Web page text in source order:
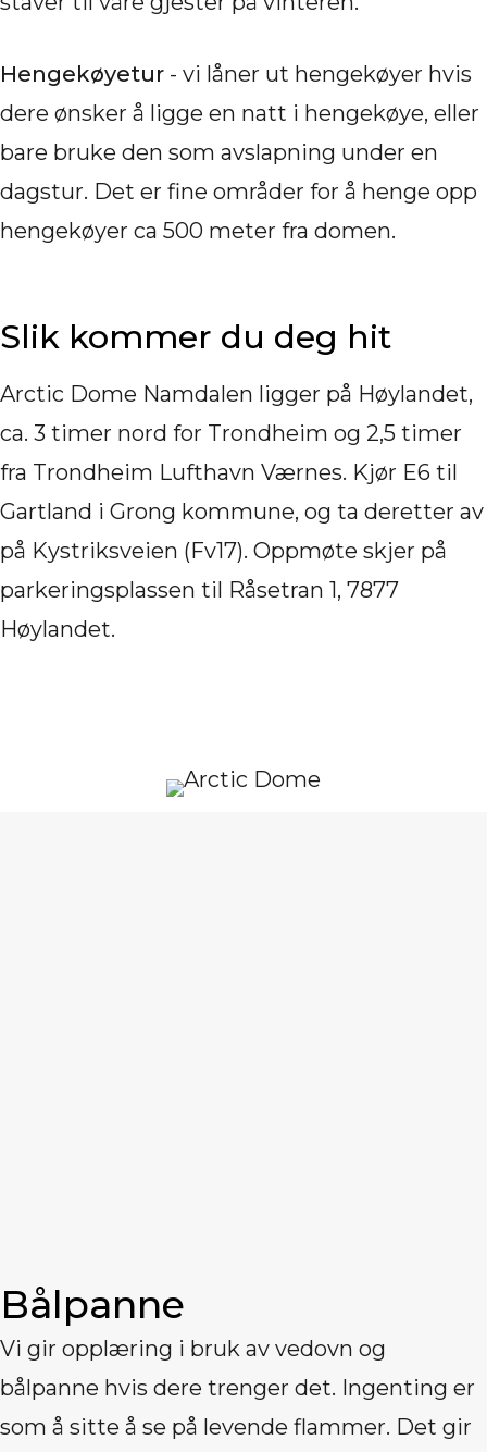
Hengekøyetur - vi låner ut hengekøyer hvis
dere ønsker å ligge en natt i hengekøye, eller
bare bruke den som avslapning under en
dagstur. Det er fine områder for å henge opp
hengekøyer ca 500 meter fra domen.
Slik kommer du deg hit
Arctic Dome Namdalen ligger på Høylandet,
ca. 3 timer nord for Trondheim og 2,5 timer
fra Trondheim Lufthavn Værnes. Kjør E6 til
Gartland i Grong kommune, og ta deretter av
på Kystriksveien (Fv17). Oppmøte skjer på
parkeringsplassen til Råsetran 1, 7877
Høylandet.
Bålpanne
Vi gir opplæring i bruk av vedovn og
bålpanne hvis dere trenger det. Ingenting er
som å sitte å se på levende flammer. Det gir